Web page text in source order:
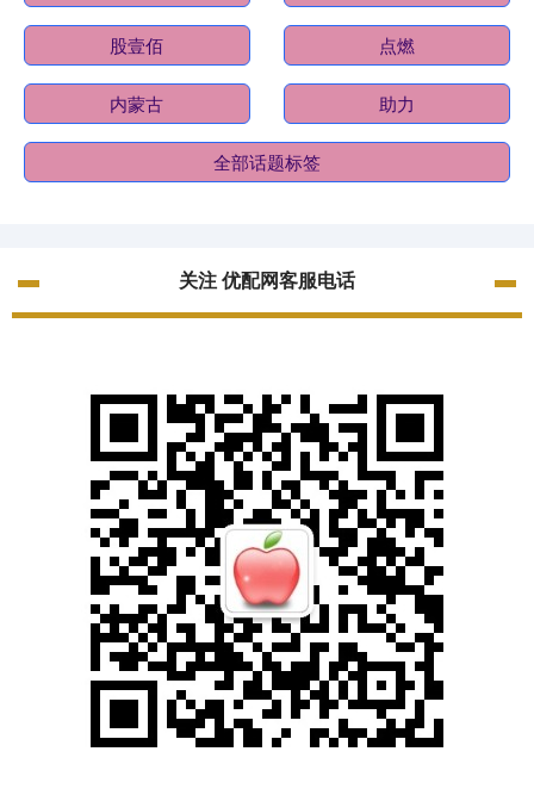
股壹佰 点燃
内蒙古 助力
全部话题标签
关注 优配网客服电话